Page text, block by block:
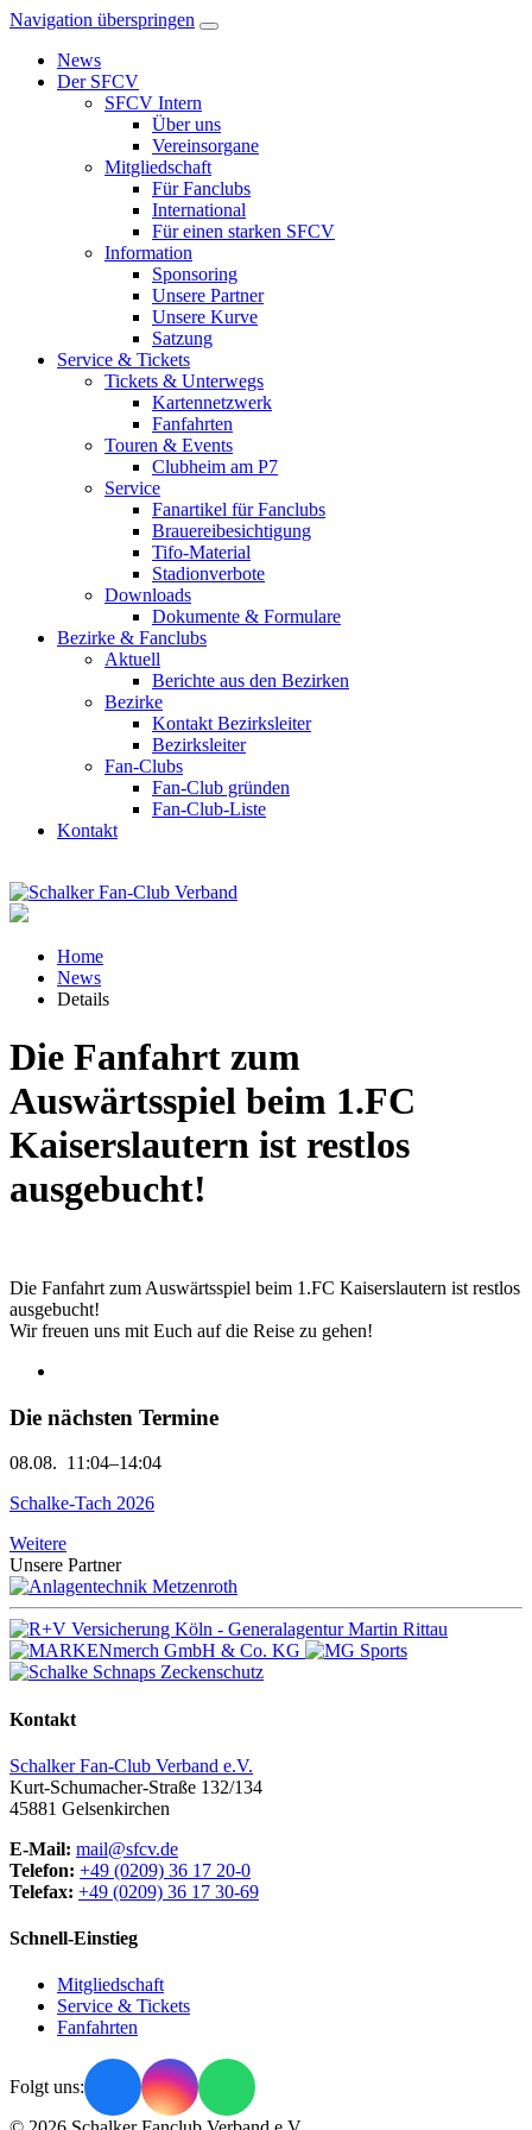
Navigation überspringen
News
Der SFCV
SFCV Intern
Über uns
Vereinsorgane
Mitgliedschaft
Für Fanclubs
International
Für einen starken SFCV
Information
Sponsoring
Unsere Partner
Unsere Kurve
Satzung
Service & Tickets
Tickets & Unterwegs
Kartennetzwerk
Fanfahrten
Touren & Events
Clubheim am P7
Service
Fanartikel für Fanclubs
Brauereibesichtigung
Tifo-Material
Stadionverbote
Downloads
Dokumente & Formulare
Bezirke & Fanclubs
Aktuell
Berichte aus den Bezirken
Bezirke
Kontakt Bezirksleiter
Bezirksleiter
Fan-Clubs
Fan-Club gründen
Fan-Club-Liste
Kontakt
Home
News
Details
Die Fanfahrt zum
Auswärtsspiel beim 1.FC
Kaiserslautern ist restlos
ausgebucht!
Die Fanfahrt zum Auswärtsspiel beim 1.FC Kaiserslautern ist restlos
ausgebucht!
Wir freuen uns mit Euch auf die Reise zu gehen!
Die nächsten Termine
08.08. 11:04–14:04
Schalke-Tach 2026
Weitere
Unsere Partner
Kontakt
Schalker Fan-Club Verband e.V.
Kurt-Schumacher-Straße 132/134
45881 Gelsenkirchen
E-Mail: mail@sfcv.de
Telefon: +49 (0209) 36 17 20-0
Telefax: +49 (0209) 36 17 30-69
Schnell-Einstieg
Mitgliedschaft
Service & Tickets
Fanfahrten
Folgt uns: